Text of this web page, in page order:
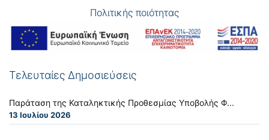
Πολιτικής ποιότητας
Τελευταίες Δημοσιεύσεις
Παράταση της Καταληκτικής Προθεσμίας Υποβολής Φ...
13 Ιουλίου 2026